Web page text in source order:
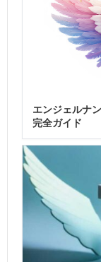
エンジェルナ
完全ガイド